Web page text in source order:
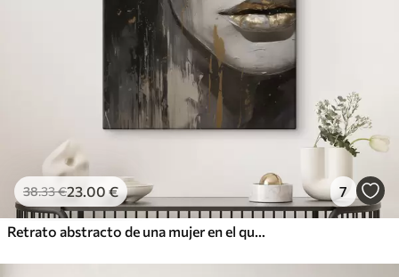
38.33€23.00 € 7
Retrato abstracto de una mujer en el que destacan los ojos y los labios cerrados, realizado en tonos blanco y negro con dinámicas pinceladas de colores cálidos